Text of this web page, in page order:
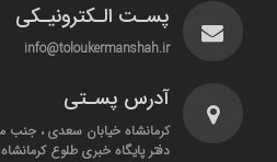
پسـت الـکترونیـکی
info@toloukermanshah.ir
آدرس پسـتی
دفتر پایگاه خبری طلوع کرمانشاه